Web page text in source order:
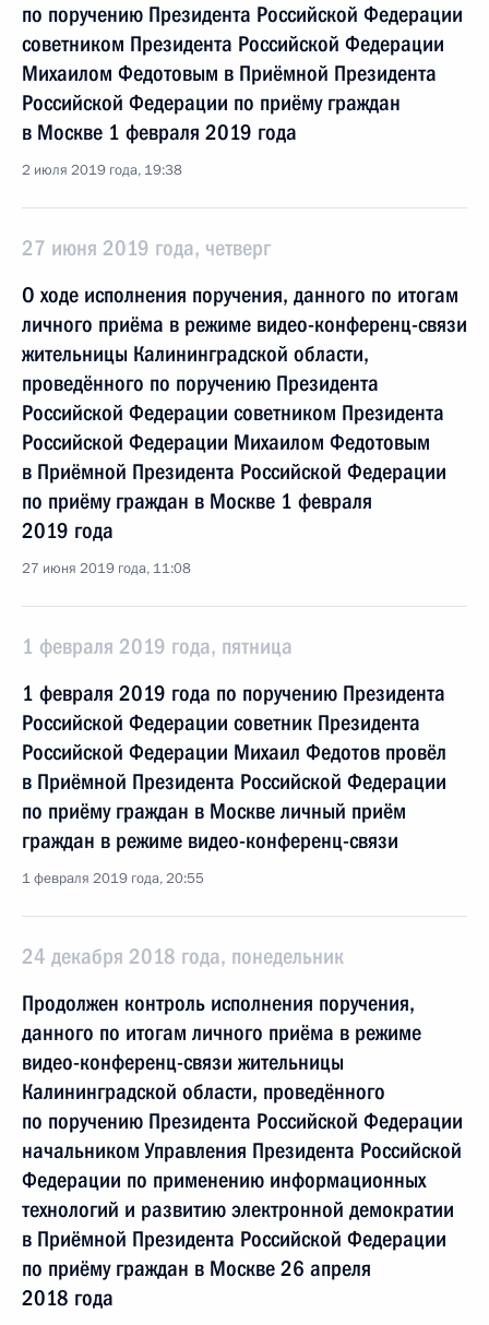
по поручению Президента Российской Федерации
советником Президента Российской Федерации
Михаилом Федотовым в Приёмной Президента
Российской Федерации по приёму граждан
в Москве 1 февраля 2019 года
2 июля 2019 года, 19:38
27 июня 2019 года, четверг
О ходе исполнения поручения, данного по итогам
личного приёма в режиме видео-конференц-связи
жительницы Калининградской области,
проведённого по поручению Президента
Российской Федерации советником Президента
Российской Федерации Михаилом Федотовым
в Приёмной Президента Российской Федерации
по приёму граждан в Москве 1 февраля
2019 года
27 июня 2019 года, 11:08
1 февраля 2019 года, пятница
1 февраля 2019 года по поручению Президента
Российской Федерации советник Президента
Российской Федерации Михаил Федотов провёл
в Приёмной Президента Российской Федерации
по приёму граждан в Москве личный приём
граждан в режиме видео-конференц-связи
1 февраля 2019 года, 20:55
24 декабря 2018 года, понедельник
Продолжен контроль исполнения поручения,
данного по итогам личного приёма в режиме
видео-конференц-связи жительницы
Калининградской области, проведённого
по поручению Президента Российской Федерации
начальником Управления Президента Российской
Федерации по применению информационных
технологий и развитию электронной демократии
в Приёмной Президента Российской Федерации
по приёму граждан в Москве 26 апреля
2018 года